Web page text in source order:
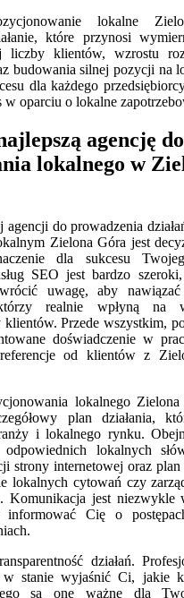
lokalne
które przynosi
liczby klientów, wzrostu
budowania silnej pozycji na
dla każdego
oparciu o lokalne
agencję do
lokalnego w
do prowadzenia
Zielona Góra jest
dla sukcesu
SEO jest bardzo
uwagę, aby nawiązać
którzy realnie wpłyną na
Przede wszystkim,
doświadczenie w
od klientów z
lokalnego
plan działania,
i lokalnego rynku.
lokalnych
strony internetowej oraz plan
lokalnych cytowań czy
Komunikacja jest niezwykle
informować Cię o
działań.
stanie wyjaśnić Ci, jakie
są one ważne dla